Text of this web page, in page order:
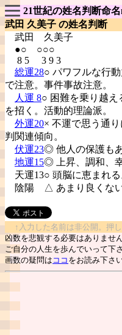
21世紀の姓名判断命
武田 久美子 の姓名判断
武田 久美子
●○ ○○○
8 5 3 9 3
総運28○ パワフルな行
で注意。事件事故注意。
人運 8○ 困難を乗り越え
を招く。活動的理論派。
外運20× 不運で思う通
判関連傾向。
伏運23◎ 他人の保護も
地運15◎ 上昇、調和、幸
天運13○ 頭脳に恵まれる
陰陽
△ あまり良くな
↑入力した名前は非公開。押
凶数を悲観する必要はありませ
ご自分の人生を歩んでいって下さ
画数の疑問は ココ をお読み下さい